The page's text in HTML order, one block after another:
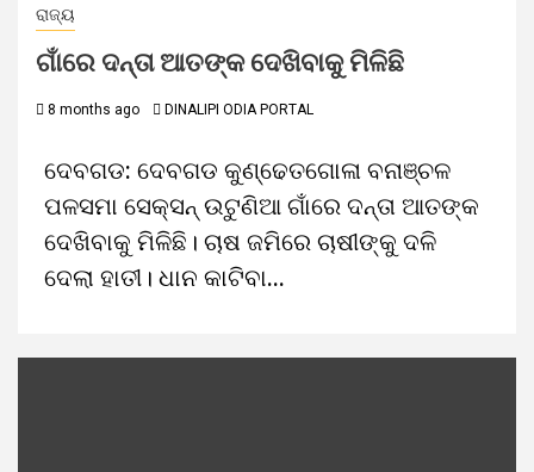
ରାଜ୍ୟ
ଗାଁରେ ଦନ୍ତା ଆତଙ୍କ ଦେଖିବାକୁ ମିଳିଛି
8 months ago DINALIPI ODIA PORTAL
ଦେବଗଡ: ଦେବଗଡ କୁଣ୍ଢେତଗୋଳା ବନାଞ୍ଚଳ
ପଳସମା ସେକ୍ସନ୍ ଉଟୁଣିଆ ଗାଁରେ ଦନ୍ତା ଆତଙ୍କ
ଦେଖିବାକୁ ମିଳିଛି। ଚାଷ ଜମିରେ ଚାଷୀଙ୍କୁ ଦଳି
ଦେଲା ହାତୀ। ଧାନ କାଟିବା...